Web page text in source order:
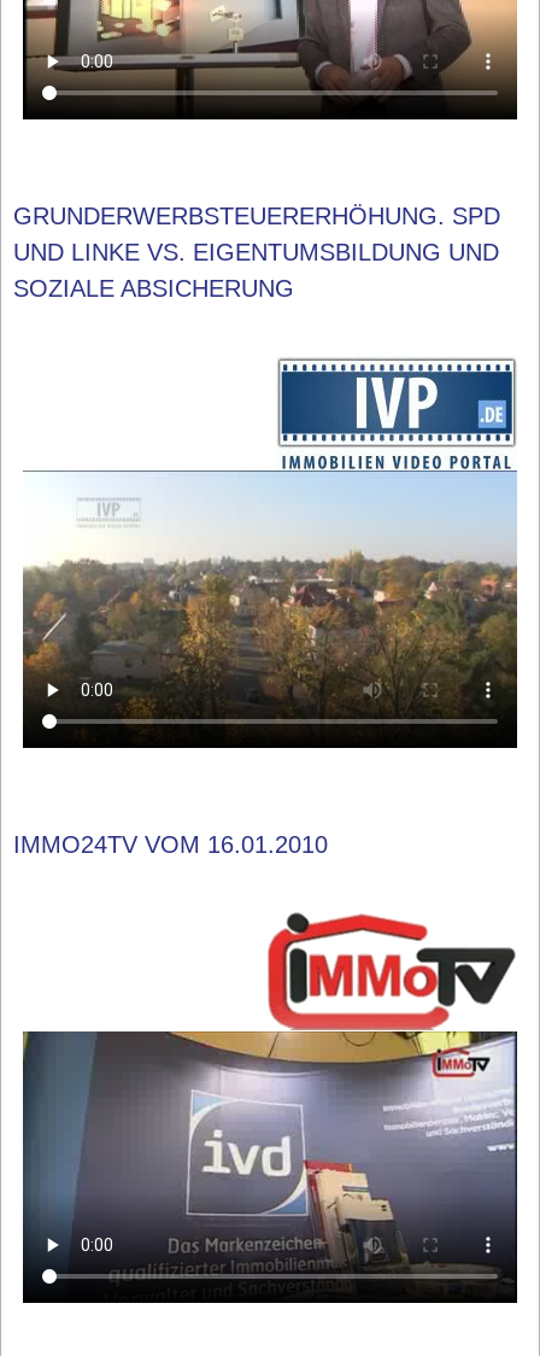
GRUNDERWERBSTEUERERHÖHUNG. SPD
UND LINKE VS. EIGENTUMSBILDUNG UND
SOZIALE ABSICHERUNG
IMMO24TV VOM 16.01.2010